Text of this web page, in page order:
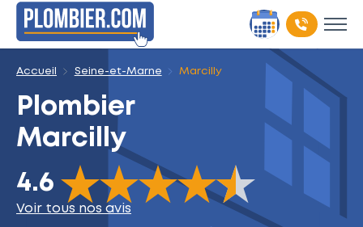
Accueil Seine-et-Marne Marcilly
Plombier
Marcilly
4.6
The rating of this product is 4.6out of 5
Voir tous nos avis